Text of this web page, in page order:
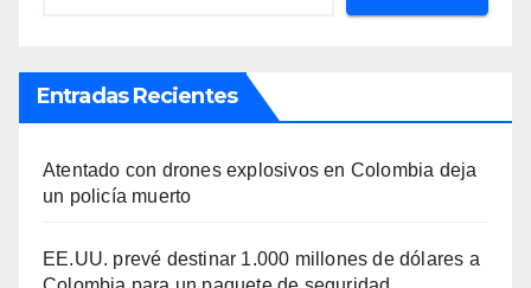
Entradas Recientes
Atentado con drones explosivos en Colombia deja
un policía muerto
EE.UU. prevé destinar 1.000 millones de dólares a